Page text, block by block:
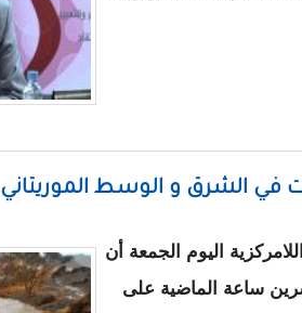
الشرق و الوسط الموريتاني
اليوم الجمعة أن
ساعة الماضية على